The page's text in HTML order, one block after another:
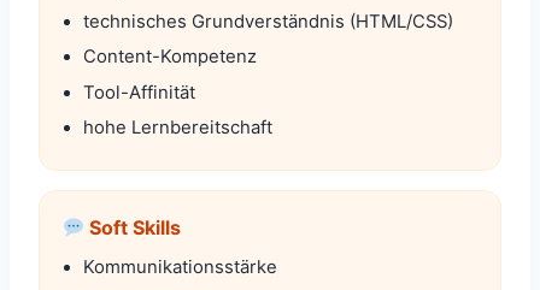
technisches Grundverständnis (HTML/CSS)
Content-Kompetenz
Tool-Affinität
hohe Lernbereitschaft
Soft Skills
Kommunikationsstärke